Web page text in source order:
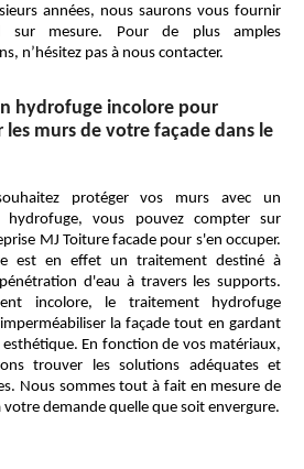
années, nous saurons vous fournir
sur mesure. Pour de plus amples
n’hésitez pas à nous contacter.
hydrofuge incolore pour
les murs de votre façade dans le
protéger vos murs avec un
hydrofuge, vous pouvez compter sur
MJ Toiture facade pour s'en occuper.
est en effet un traitement destiné à
d'eau à travers les supports.
incolore, le traitement hydrofuge
la façade tout en gardant
esthétique. En fonction de vos matériaux,
trouver les solutions adéquates et
Nous sommes tout à fait en mesure de
votre demande quelle que soit envergure.